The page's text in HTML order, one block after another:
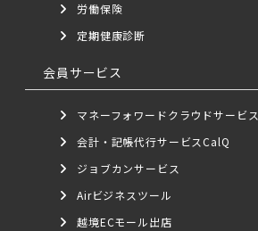
労働保険
定期健康診断
会員サービス
マネーフォワードクラウドサービス
会計・記帳代行サービスCalQ
ジョブカンサービス
Airビジネスツール
越境ECモール出店